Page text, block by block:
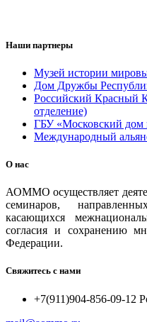
Наши партнеры
Музей истории
Дом Дружбы
Российский Красный
отделение)
ГБУ «Московский дом
Международный
О нас
АОММО осуществляет
семинаров,
касающихся
согласия и сохранению
Федерации.
Свяжитесь с нами
+7(911)904-856-09-12